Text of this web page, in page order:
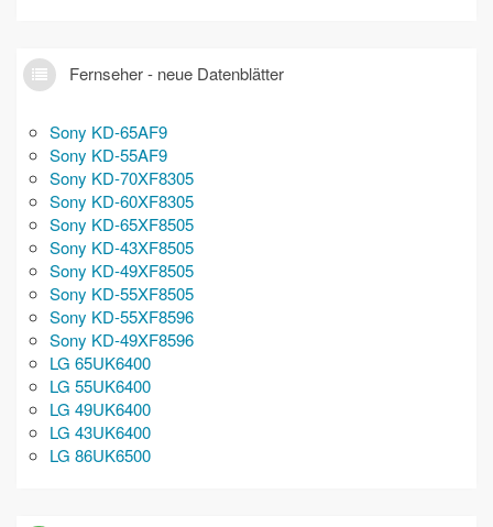
Fernseher - neue Datenblätter
Sony KD-65AF9
Sony KD-55AF9
Sony KD-70XF8305
Sony KD-60XF8305
Sony KD-65XF8505
Sony KD-43XF8505
Sony KD-49XF8505
Sony KD-55XF8505
Sony KD-55XF8596
Sony KD-49XF8596
LG 65UK6400
LG 55UK6400
LG 49UK6400
LG 43UK6400
LG 86UK6500